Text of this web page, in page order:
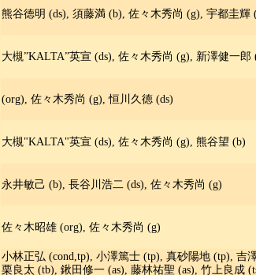
熊谷徳明 (ds), 須藤満 (b), 佐々木秀尚 (g), 宇都圭輝
大槻”KALTA”英宣 (ds), 佐々木秀尚 (g), 新澤健一郎
(org), 佐々木秀尚 (g), 恒川久徳 (ds)
大槻"KALTA"英宣 (ds), 佐々木秀尚 (g), 熊谷望 (b)
永井敏己 (b), 長谷川浩二 (ds), 佐々木秀尚 (g)
佐々木昭雄 (org), 佐々木秀尚 (g)
小林正弘 (cond,tp), 小澤篤士 (tp), 真砂陽地 (tp),
栗良太 (tb), 鍬田修一 (as), 藤林祐聖 (as), 竹上良成